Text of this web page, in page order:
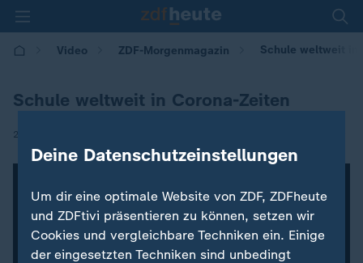
Video ZDF-Morgenmagazin Schule weltweit in
Schule weltweit in Corona-Zeiten
29.01.2021 | 05:30
Deine Datenschutzeinstellungen
Um dir eine optimale Website von ZDF, ZDFheute
und ZDFtivi präsentieren zu können, setzen wir
Cookies und vergleichbare Techniken ein. Einige
der eingesetzten Techniken sind unbedingt